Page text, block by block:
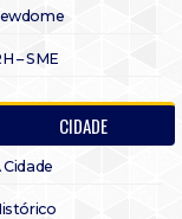
– SME
CIDADE
Cidade